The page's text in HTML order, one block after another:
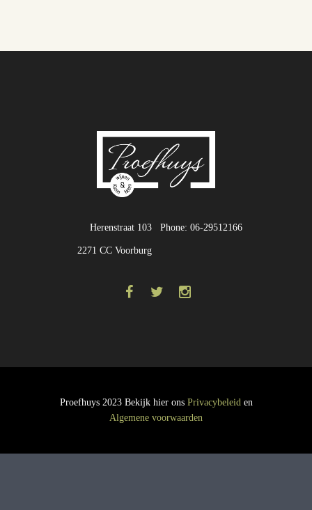
Phone: 06-29512166
Herenstraat 103
2271 CC Voorburg
Proefhuys 2023 Bekijk hier ons Privacybeleid en
Algemene voorwaarden